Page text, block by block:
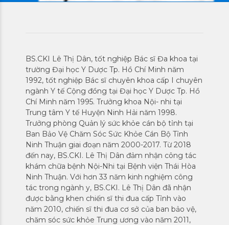
BS.CKI Lê Thị Dân, tốt nghiệp Bác sĩ Đa khoa tại
trường Đại học Y Dược Tp. Hồ Chí Minh năm
1992, tốt nghiệp Bác sĩ chuyên khoa cấp I chuyên
ngành Y tế Cộng đồng tại Đại học Y Dược Tp. Hồ
Chí Minh năm 1995. Trưởng khoa Nội- nhi tại
Trung tâm Y tế Huyện Ninh Hải năm 1998.
Trưởng phòng Quản lý sức khỏe cán bộ tỉnh tại
Ban Bảo Vệ Chăm Sóc Sức Khỏe Cán Bộ Tỉnh
Ninh Thuận giai đoạn năm 2000-2017. Từ 2018
đến nay, BS.CKI. Lê Thị Dân đảm nhận công tác
khám chữa bệnh Nội-Nhi tại Bệnh viện Thái Hòa
Ninh Thuận. Với hơn 33 năm kinh nghiệm công
tác trong ngành y, BS.CKI. Lê Thị Dân đã nhận
được bằng khen chiến sĩ thi đua cấp Tỉnh vào
năm 2010, chiến sĩ thi đua cơ sở của ban bảo vệ,
chăm sóc sức khỏe Trung ương vào năm 2011,